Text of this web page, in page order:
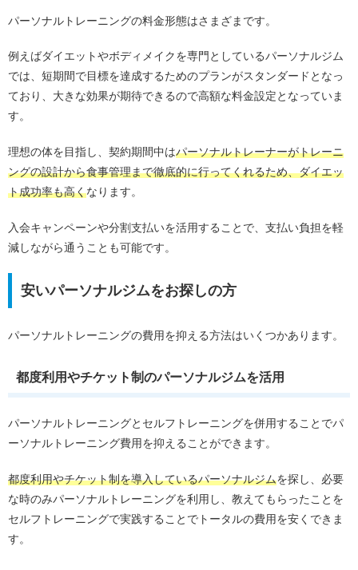
パーソナルトレーニングの料金形態はさまざまです。
例えばダイエットやボディメイクを専門としているパーソナルジム
では、短期間で目標を達成するためのプランがスタンダードとなっ
ており、大きな効果が期待できるので高額な料金設定となっていま
す。
理想の体を目指し、契約期間中はパーソナルトレーナーがトレーニ
ングの設計から食事管理まで徹底的に行ってくれるため、ダイエッ
ト成功率も高くなります。
入会キャンペーンや分割支払いを活用することで、支払い負担を軽
減しながら通うことも可能です。
安いパーソナルジムをお探しの方
パーソナルトレーニングの費用を抑える方法はいくつかあります。
都度利用やチケット制のパーソナルジムを活用
パーソナルトレーニングとセルフトレーニングを併用することでパ
ーソナルトレーニング費用を抑えることができます。
都度利用やチケット制を導入しているパーソナルジムを探し、必要
な時のみパーソナルトレーニングを利用し、教えてもらったことを
セルフトレーニングで実践することでトータルの費用を安くできま
す。